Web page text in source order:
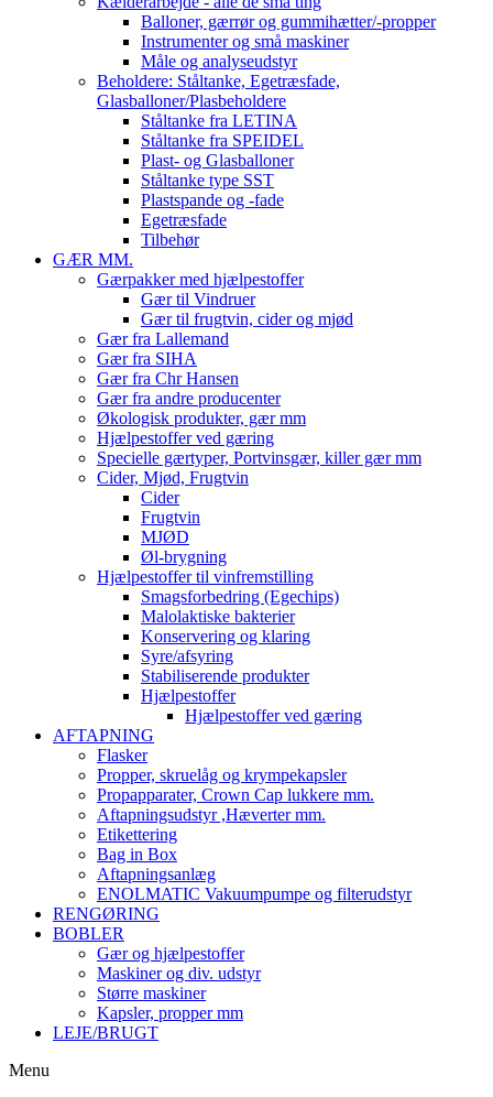
Balloner, gærrør og gummihætter/-propper
Instrumenter og små maskiner
Måle og analyseudstyr
Beholdere: Ståltanke, Egetræsfade,
Glasballoner/Plasbeholdere
Ståltanke fra LETINA
Ståltanke fra SPEIDEL
Plast- og Glasballoner
Ståltanke type SST
Plastspande og -fade
Egetræsfade
Tilbehør
GÆR MM.
Gærpakker med hjælpestoffer
Gær til Vindruer
Gær til frugtvin, cider og mjød
Gær fra Lallemand
Gær fra SIHA
Gær fra Chr Hansen
Gær fra andre producenter
Økologisk produkter, gær mm
Hjælpestoffer ved gæring
Specielle gærtyper, Portvinsgær, killer gær mm
Cider, Mjød, Frugtvin
Cider
Frugtvin
MJØD
Øl-brygning
Hjælpestoffer til vinfremstilling
Smagsforbedring (Egechips)
Malolaktiske bakterier
Konservering og klaring
Syre/afsyring
Stabiliserende produkter
Hjælpestoffer
Hjælpestoffer ved gæring
AFTAPNING
Flasker
Propper, skruelåg og krympekapsler
Propapparater, Crown Cap lukkere mm.
Aftapningsudstyr ,Hæverter mm.
Etikettering
Bag in Box
Aftapningsanlæg
ENOLMATIC Vakuumpumpe og filterudstyr
RENGØRING
BOBLER
Gær og hjælpestoffer
Maskiner og div. udstyr
Større maskiner
Kapsler, propper mm
LEJE/BRUGT
Menu